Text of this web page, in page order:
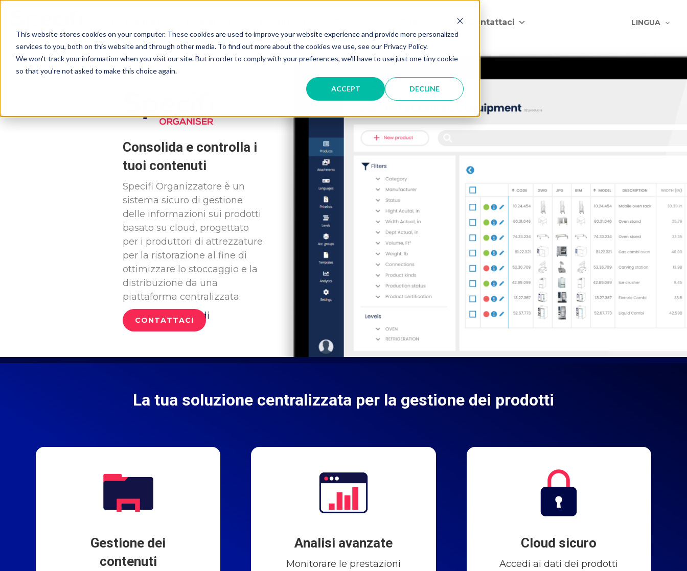
This website stores cookies on your computer. These cookies are used to improve your website experience and provide more personalized
services to you, both on this website and through other media. To find out more about the cookies we use, see our Privacy Policy.
We won't track your information when you visit our site. But in order to comply with your preferences, we'll have to use just one tiny cookie
so that you're not asked to make this choice again.
ACCEPT DECLINE
content
Contattaci LINGUA
Consolida e controlla i
tuoi contenuti
Specifi Organizzatore è un
sistema sicuro di gestione
delle informazioni sui prodotti
basato su cloud, progettato
per i produttori di attrezzature
per la ristorazione al fine di
ottimizzare lo stoccaggio e la
distribuzione da una
piattaforma centralizzata.
CONTATTACIAccedi
La tua soluzione centralizzata per la gestione dei prodotti
Gestione dei
contenuti
Analisi avanzate
Monitorare le prestazioni
Cloud sicuro
Accedi ai dati dei prodotti